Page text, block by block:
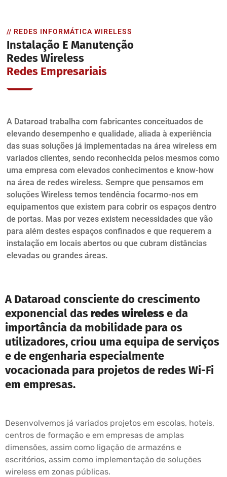
// REDES INFORMÁTICA WIRELESS
Instalação E Manutenção
Redes Wireless
Redes Empresariais
A Dataroad trabalha com fabricantes conceituados de
elevando desempenho e qualidade, aliada à experiência
das suas soluções já implementadas na área wireless em
variados clientes, sendo reconhecida pelos mesmos como
uma empresa com elevados conhecimentos e know-how
na área de redes wireless. Sempre que pensamos em
soluções Wireless temos tendência focarmo-nos em
equipamentos que existem para cobrir os espaços dentro
de portas. Mas por vezes existem necessidades que vão
para além destes espaços confinados e que requerem a
instalação em locais abertos ou que cubram distâncias
elevadas ou grandes áreas.
A Dataroad consciente do crescimento
exponencial das redes wirelesse da
importância da mobilidade para os
utilizadores, criou uma equipa de serviços
e de engenharia especialmente
vocacionada para projetos de redes Wi-Fi
em empresas.
Desenvolvemos já variados projetos em escolas, hoteis,
centros de formação e em empresas de amplas
dimensões, assim como ligação de armazéns e
escritórios, assim como implementação de soluções
wireless em zonas públicas.